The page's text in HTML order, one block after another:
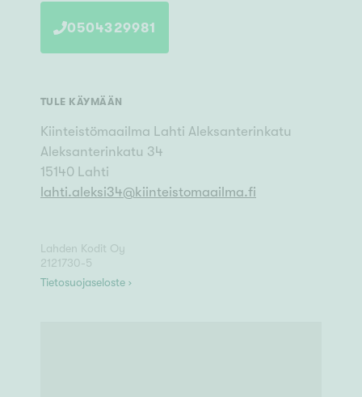
0504329981
TULE KÄYMÄÄN
Kiinteistömaailma Lahti Aleksanterinkatu
Aleksanterinkatu 34
15140 Lahti
lahti.aleksi34@kiinteistomaailma.fi
Lahden Kodit Oy
2121730-5
Tietosuojaseloste ›